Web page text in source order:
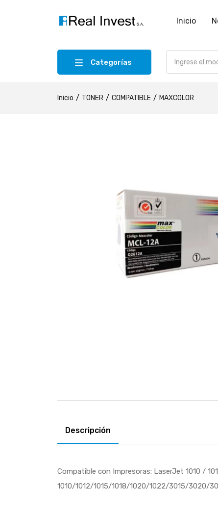
Inicio
Categorías
Inicio TONER COMPATIBLE MAXCOLOR
Descripción
Compatible con Impresoras: LaserJet 1010 /
1010/1012/1015/1018/1020/1022/3015/3020/